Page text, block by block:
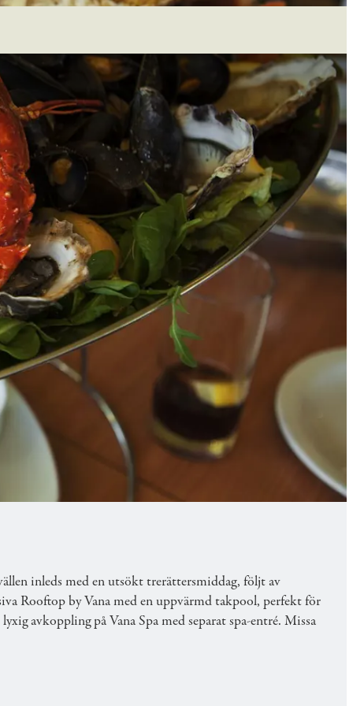
bort med utsökt mat, avkoppling och lyxiga
inleds med en utsökt trerättersmiddag, följt av
Rooftop by Vana med en uppvärmd takpool, perfekt för
avkoppling på Vana Spa med separat spa-entré. Missa